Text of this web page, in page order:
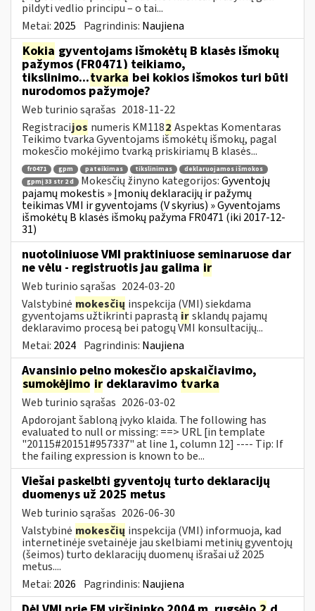
pildyti vedlio principu – o tai...
Metai: 2025 Pagrindinis: Naujiena
Kokia gyventojams išmokėtų B klasės išmokų
pažymos (FR0471) teikiamo,
tikslinimo...tvarka bei kokios išmokos turi būti
nurodomos pažymoje?
Web turinio sąrašas 2018-11-22
Registracijos numeris KM1182 Aspektas Komentaras
Teikimo tvarka Gyventojams išmokėtų išmokų, pagal
mokesčio mokėjimo tvarką priskiriamų B klasės...
fr0471 gpm pateikimas tikslinimas
deklaruojamos išmokos
gpmį 33 str 2 d
Mokesčių žinyno kategorijos:Gyventojų
pajamų mokestis » Įmonių deklaracijų ir pažymų
teikimas VMI ir gyventojams (V skyrius) » Gyventojams
išmokėtų B klasės išmokų pažyma FR0471 (iki 2017-12-
31)
nuotoliniuose VMI praktiniuose seminaruose dar
ne vėlu - registruotis jau galima ir
Web turinio sąrašas 2024-03-20
Valstybinė mokesčių inspekcija (VMI) siekdama
gyventojams užtikrinti paprastą irsklandų pajamų
deklaravimo procesą bei patogų VMI konsultacijų...
Metai: 2024 Pagrindinis: Naujiena
Avansinio pelno mokesčio apskaičiavimo,
sumokėjimo ir deklaravimo tvarka
Web turinio sąrašas 2026-03-02
Apdorojant šabloną įvyko klaida. The following has
evaluated to null or missing: ==> URL [in template
"20115#20151#957337" at line 1, column 12] ---- Tip: If
the failing expression is known to be...
Viešai paskelbti gyventojų turto deklaracijų
duomenys už 2025 metus
Web turinio sąrašas 2026-06-30
Valstybinė mokesčių inspekcija (VMI) informuoja, kad
internetinėje svetainėje jau skelbiami metinių gyventojų
(šeimos) turto deklaracijų duomenų išrašai už 2025
metus....
Metai: 2026 Pagrindinis: Naujiena